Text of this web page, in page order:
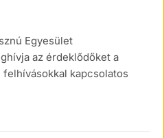
Egyesület
az érdeklődőket a
felhívásokkal kapcsolatos